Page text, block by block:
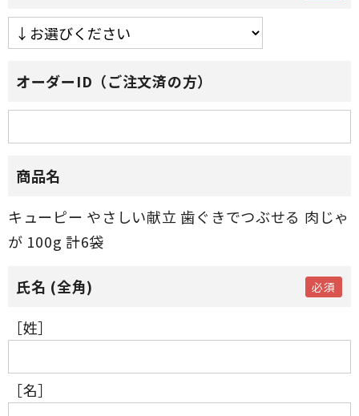
商品名
キューピー やさしい献立 歯ぐきでつぶせる 肉じゃ
が 100g 計6袋
［姓］
［名］